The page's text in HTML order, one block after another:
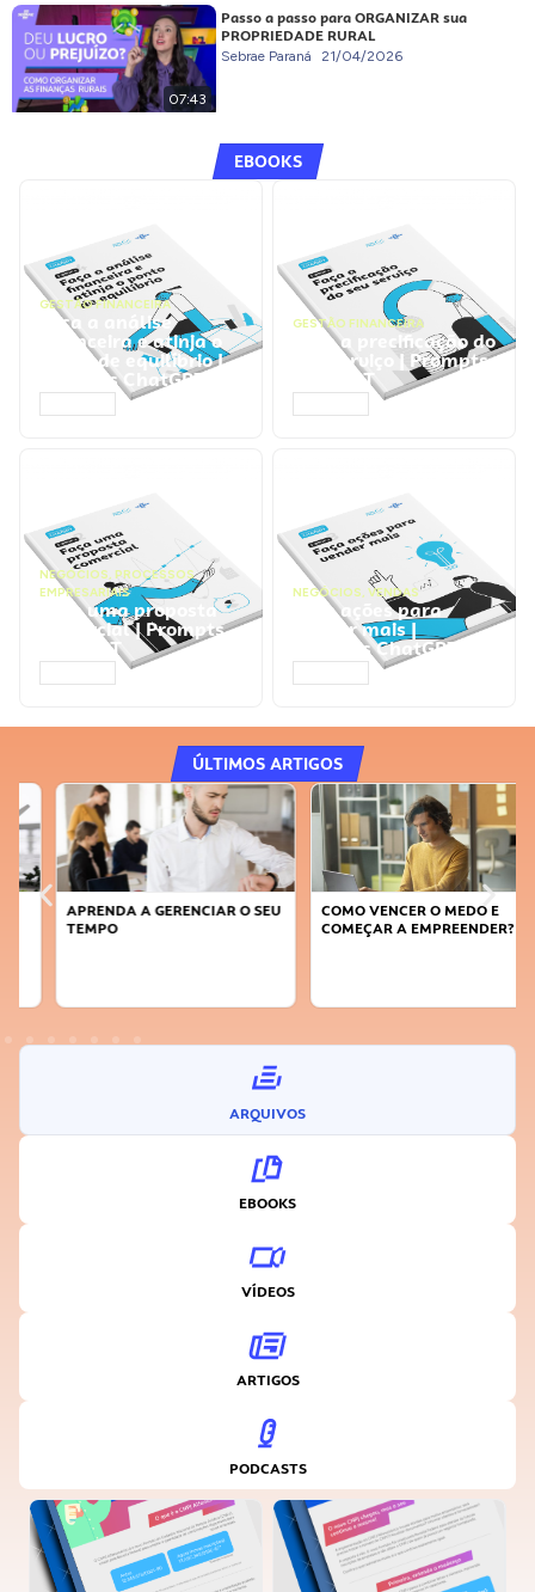
07:43
Passo a passo para ORGANIZAR sua
PROPRIEDADE RURAL
Sebrae Paraná 21/04/2026
EBOOKS
GESTÃO FINANCEIRA
Faça a análise
financeira e atinja o
ponto de equilíbrio |
Prompts ChatGPT
GESTÃO FINANCEIRA
Faça a precificação do
seu serviço | Prompts
ChatGPT
NEGÓCIOS, PROCESSOS
EMPRESARIAIS
Faça uma proposta
comercial | Prompts
ChatGPT
NEGÓCIOS, VENDAS
Faça ações para
vender mais |
Prompts ChatGPT
ÚLTIMOS ARTIGOS
APRENDA A GERENCIAR O SEU
TEMPO
COMO VENCER O MEDO E
COMEÇAR A EMPREENDER?
ARQUIVOS
EBOOKS
VÍDEOS
ARTIGOS
PODCASTS